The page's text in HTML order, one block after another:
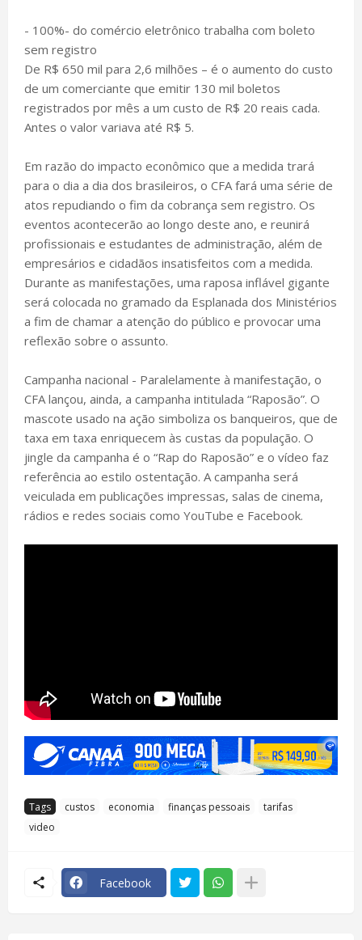
- 100%- do comércio eletrônico trabalha com boleto
sem registro
De R$ 650 mil para 2,6 milhões – é o aumento do custo
de um comerciante que emitir 130 mil boletos
registrados por mês a um custo de R$ 20 reais cada.
Antes o valor variava até R$ 5.
Em razão do impacto econômico que a medida trará
para o dia a dia dos brasileiros, o CFA fará uma série de
atos repudiando o fim da cobrança sem registro. Os
eventos acontecerão ao longo deste ano, e reunirá
profissionais e estudantes de administração, além de
empresários e cidadãos insatisfeitos com a medida.
Durante as manifestações, uma raposa inflável gigante
será colocada no gramado da Esplanada dos Ministérios
a fim de chamar a atenção do público e provocar uma
reflexão sobre o assunto.
Campanha nacional - Paralelamente à manifestação, o
CFA lançou, ainda, a campanha intitulada “Raposão”. O
mascote usado na ação simboliza os banqueiros, que de
taxa em taxa enriquecem às custas da população. O
jingle da campanha é o “Rap do Raposão” e o vídeo faz
referência ao estilo ostentação. A campanha será
veiculada em publicações impressas, salas de cinema,
rádios e redes sociais como YouTube e Facebook.
Tags custos economia finanças pessoais
tarifas
video
Facebook